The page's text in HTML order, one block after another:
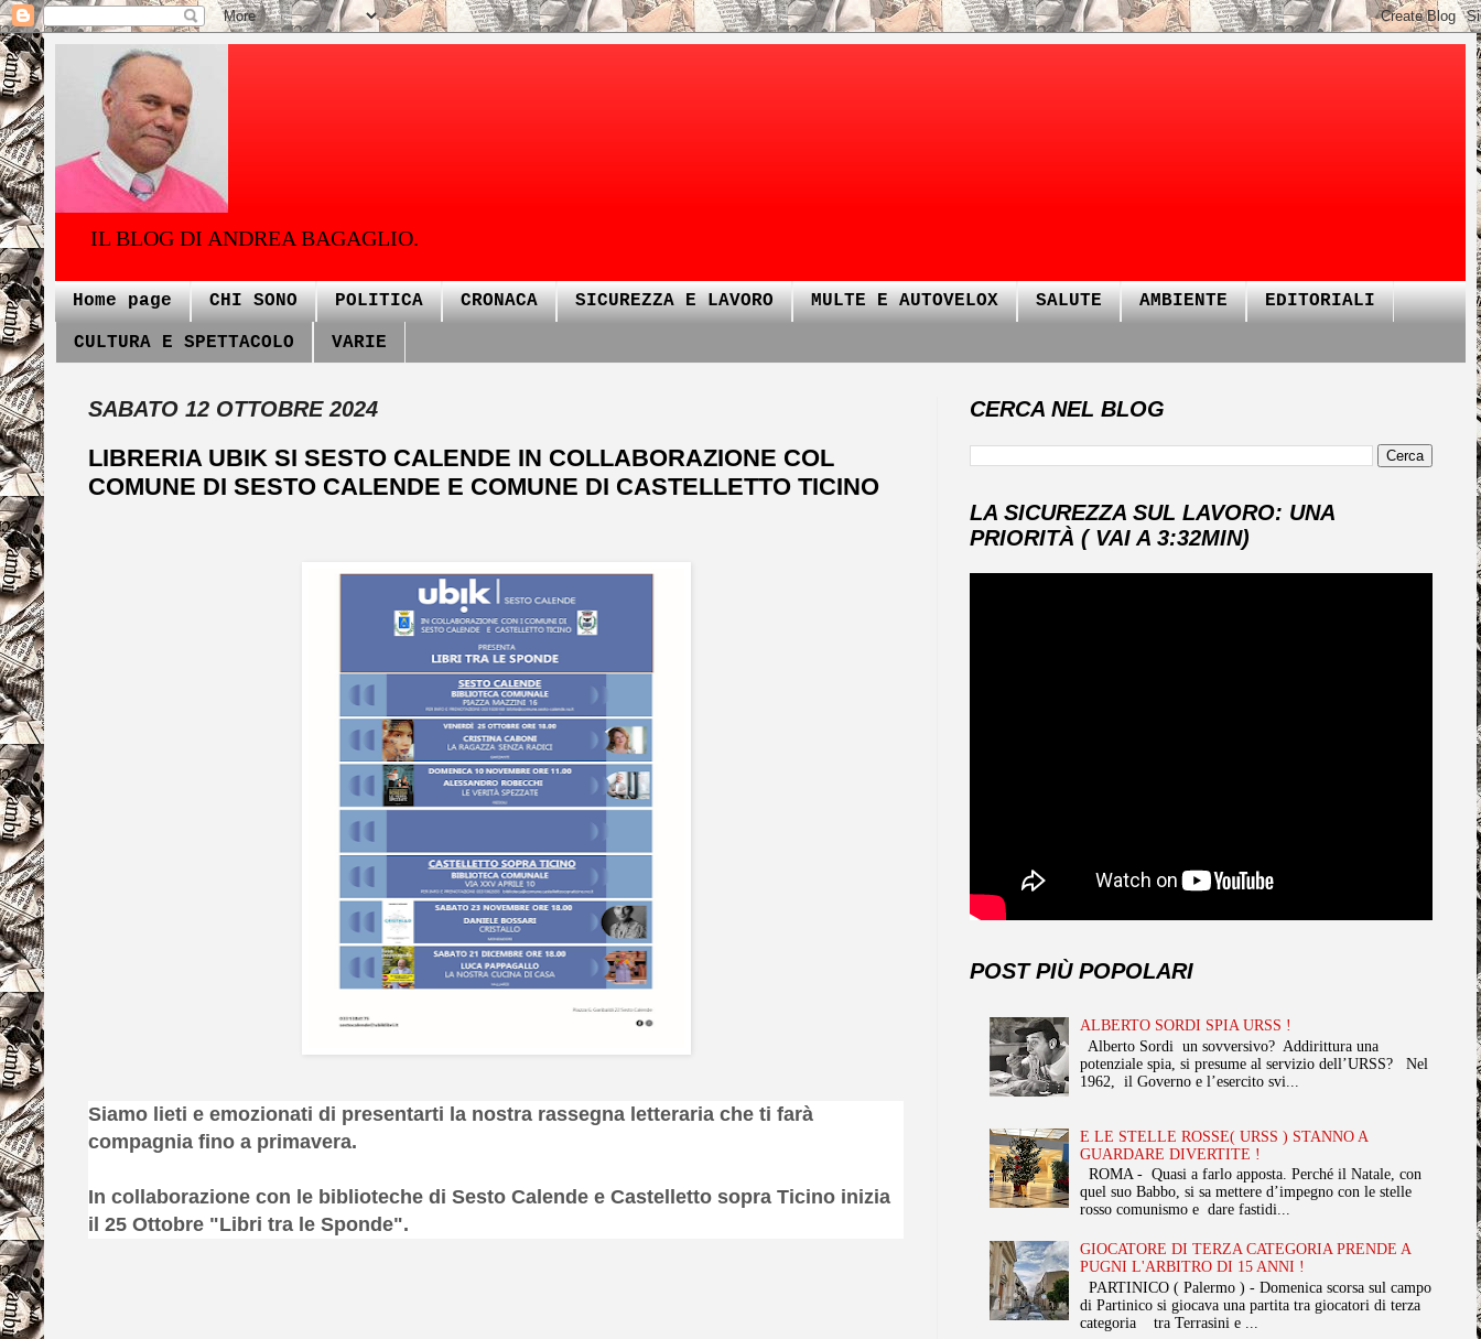
IL BLOG DI ANDREA BAGAGLIO.
Home page CHI SONO POLITICA CRONACA SICUREZZA E LAVORO MULTE E AUTOVELOX SALUTE AMBIENTE EDITORIALI
CULTURA E SPETTACOLO VARIE
SABATO 12 OTTOBRE 2024
LIBRERIA UBIK SI SESTO CALENDE IN COLLABORAZIONE COL
COMUNE DI SESTO CALENDE E COMUNE DI CASTELLETTO TICINO
Siamo lieti e emozionati di presentarti la nostra rassegna letteraria che ti farà
compagnia fino a primavera.
In collaborazione con le biblioteche di Sesto Calende e Castelletto sopra Ticino inizia
il 25 Ottobre "Libri tra le Sponde".
CERCA NEL BLOG
LA SICUREZZA SUL LAVORO: UNA
PRIORITÀ ( VAI A 3:32MIN)
POST PIÙ POPOLARI
ALBERTO SORDI SPIA URSS !
Alberto Sordi un sovversivo? Addirittura una
potenziale spia, si presume al servizio dell’URSS? Nel
1962, il Governo e l’esercito svi...
E LE STELLE ROSSE( URSS ) STANNO A
GUARDARE DIVERTITE !
ROMA - Quasi a farlo apposta. Perché il Natale, con
quel suo Babbo, si sa mettere d’impegno con le stelle
rosso comunismo e dare fastidi...
GIOCATORE DI TERZA CATEGORIA PRENDE A
PUGNI L'ARBITRO DI 15 ANNI !
PARTINICO ( Palermo ) - Domenica scorsa sul campo
di Partinico si giocava una partita tra giocatori di terza
categoria tra Terrasini e ...